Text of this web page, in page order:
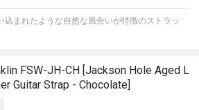
込まれたような自然な風合いが特徴のストラッ
FSW-JH-CH [Jackson Hole Aged L
Guitar Strap - Chocolate]